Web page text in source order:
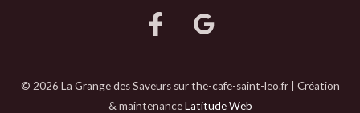
© 2026 La Grange des Saveurs sur the-cafe-saint-leo.fr | Création
& maintenanceLatitude Web